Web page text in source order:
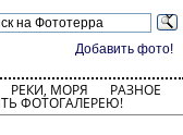
Добавить фото!
РЕКИ, МОРЯ РАЗНОЕ
ФОТОГАЛЕРЕЮ!